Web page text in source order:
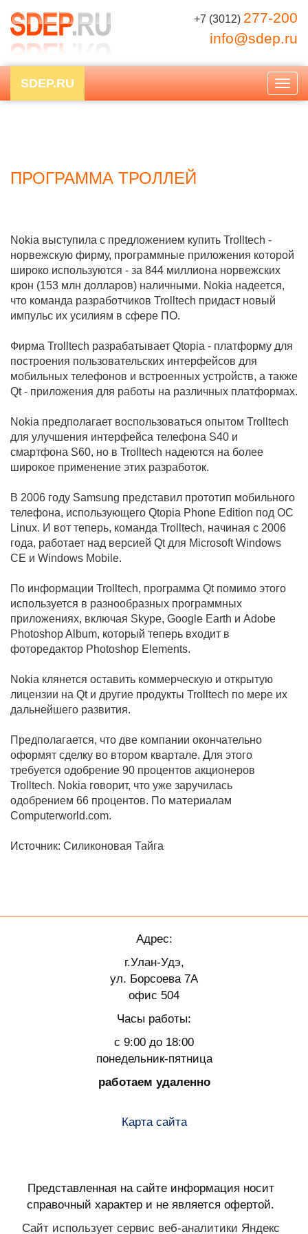
+7 (3012) 277-200
info@sdep.ru
SDEP.RU
ПРОГРАММА ТРОЛЛЕЙ
Nokia выступила с предложением купить Trolltech -
норвежскую фирму, программные приложения которой
широко используются - за 844 миллиона норвежских
крон (153 млн долларов) наличными. Nokia надеется,
что команда разработчиков Trolltech придаст новый
импульс их усилиям в сфере ПО.
Фирма Trolltech разрабатывает Qtopia - платформу для
построения пользовательских интерфейсов для
мобильных телефонов и встроенных устройств, а также
Qt - приложения для работы на различных платформах.
Nokia предполагает воспользоваться опытом Trolltech
для улучшения интерфейса телефона S40 и
смартфона S60, но в Trolltech надеются на более
широкое применение этих разработок.
В 2006 году Samsung представил прототип мобильного
телефона, использующего Qtopia Phone Edition под ОС
Linux. И вот теперь, команда Trolltech, начиная с 2006
года, работает над версией Qt для Microsoft Windows
CE и Windows Mobile.
По информации Trolltech, программа Qt помимо этого
используется в разнообразных программных
приложениях, включая Skype, Google Earth и Adobe
Photoshop Album, который теперь входит в
фоторедактор Photoshop Elements.
Nokia клянется оставить коммерческую и открытую
лицензии на Qt и другие продукты Trolltech по мере их
дальнейшего развития.
Предполагается, что две компании окончательно
оформят сделку во втором квартале. Для этого
требуется одобрение 90 процентов акционеров
Trolltech. Nokia говорит, что уже заручилась
одобрением 66 процентов. По материалам
Computerworld.com.
Источник: Силиконовая Тайга
Адрес:
г.Улан-Удэ,
ул. Борсоева 7А
офис 504
Часы работы:
с 9:00 до 18:00
понедельник-пятница
работаем удаленно
Карта сайта
Представленная на сайте информация носит
справочный характер и не является офертой.
Сайт использует сервис веб-аналитики Яндекс